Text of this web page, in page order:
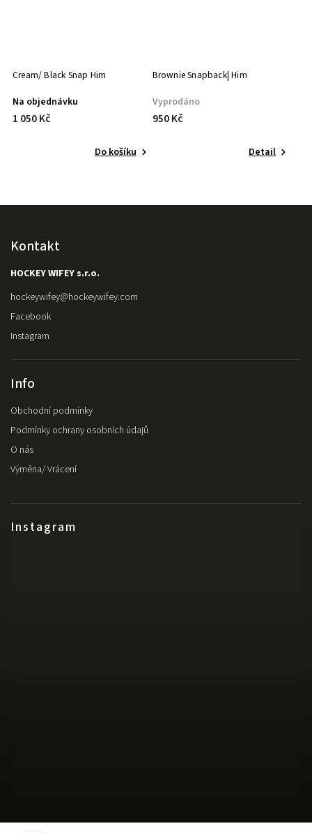
Cream/ Black Snap Him
Na objednávku
1 050 Kč
Do košíku
Brownie Snapback| Him
Vyprodáno
950 Kč
Detail
Kontakt
HOCKEY WIFEY s.r.o.
hockeywifey@hockeywifey.com
Facebook
Instagram
Instagram
Info
Obchodní podmínky
Podmínky ochrany osobních údajů
O nás
Výměna/ Vrácení